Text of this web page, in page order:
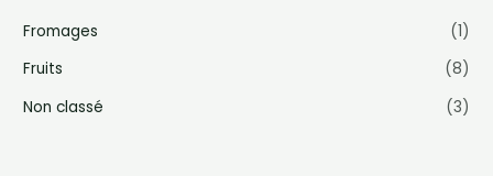
Fromages
(1)
Fruits
(8)
Non classé
(3)